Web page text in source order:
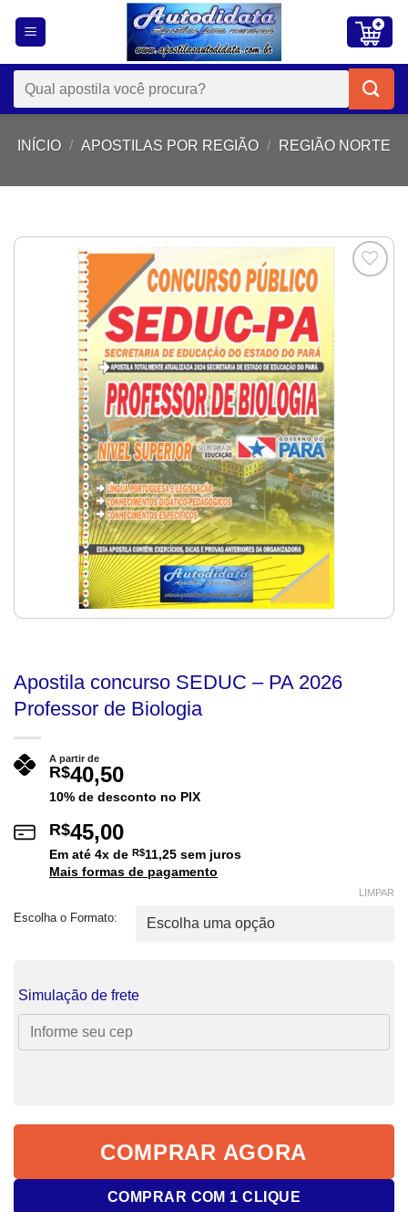
Pesquisar
por:
INÍCIO / APOSTILAS POR REGIÃO / REGIÃO NORTE
Add to
Apostila concurso SEDUC – PA 2026
Professor de Biologia
A partir de
R$40,50
10% de desconto no PIX
R$45,00
Em até 4x de R$11,25 sem juros
Mais formas de pagamento
Escolha o Formato:
LIMPAR
Simulação de frete
COMPRAR AGORA
COMPRAR COM 1 CLIQUE